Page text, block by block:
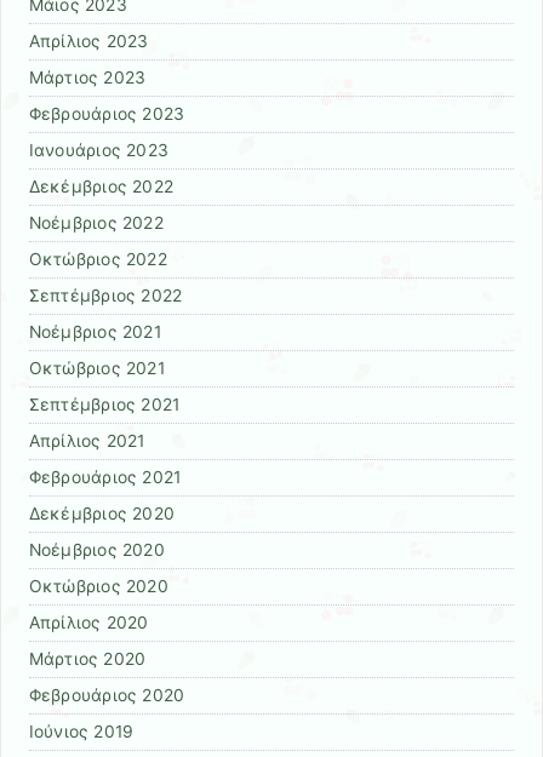
Μάιος 2023
Απρίλιος 2023
Μάρτιος 2023
Φεβρουάριος 2023
Ιανουάριος 2023
Δεκέμβριος 2022
Νοέμβριος 2022
Οκτώβριος 2022
Σεπτέμβριος 2022
Νοέμβριος 2021
Οκτώβριος 2021
Σεπτέμβριος 2021
Απρίλιος 2021
Φεβρουάριος 2021
Δεκέμβριος 2020
Νοέμβριος 2020
Οκτώβριος 2020
Απρίλιος 2020
Μάρτιος 2020
Φεβρουάριος 2020
Ιούνιος 2019